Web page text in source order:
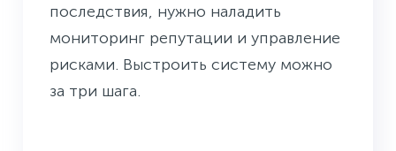
последствия, нужно наладить
мониторинг репутации и управление
рисками. Выстроить систему можно
за три шага.